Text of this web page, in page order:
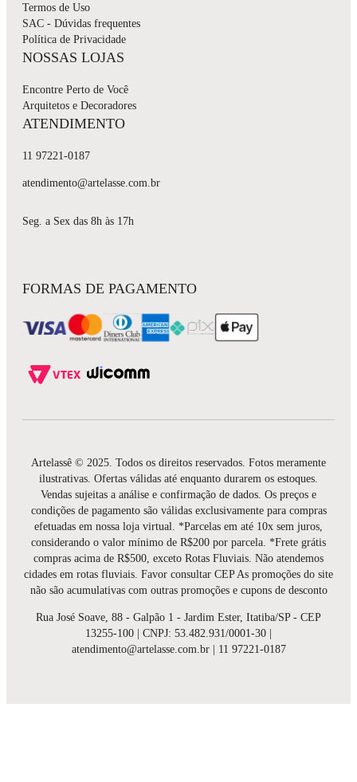
Termos de Uso
SAC - Dúvidas frequentes
Política de Privacidade
NOSSAS LOJAS
Encontre Perto de Você
Arquitetos e Decoradores
ATENDIMENTO
11 97221-0187
atendimento@artelasse.com.br
Seg. a Sex das 8h às 17h
FORMAS DE PAGAMENTO
Artelassê © 2025. Todos os direitos reservados. Fotos meramente
ilustrativas. Ofertas válidas até enquanto durarem os estoques.
Vendas sujeitas a análise e confirmação de dados. Os preços e
condições de pagamento são válidas exclusivamente para compras
efetuadas em nossa loja virtual. *Parcelas em até 10x sem juros,
considerando o valor mínimo de R$200 por parcela. *Frete grátis
compras acima de R$500, exceto Rotas Fluviais. Não atendemos
cidades em rotas fluviais. Favor consultar CEP As promoções do site
não são acumulativas com outras promoções e cupons de desconto
Rua José Soave, 88 - Galpão 1 - Jardim Ester, Itatiba/SP - CEP
13255-100 | CNPJ: 53.482.931/0001-30 |
atendimento@artelasse.com.br | 11 97221-0187